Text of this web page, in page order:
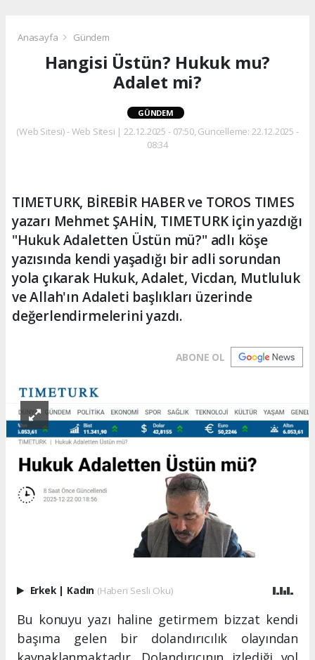
Anasayfa Gündem
Hangisi Üstün? Hukuk mu?
Adalet mi?
GÜNDEM
(Web Sitesi) - Web Sitesi | 22.12.2025 - 07:50, Güncelleme: 22.12.2025 -
08:34
TIMETURK, BİREBİR HABER ve TOROS TIMES
yazarı Mehmet ŞAHİN, TIMETURK için yazdığı
"Hukuk Adaletten Üstün mü?" adlı köşe
yazısında kendi yaşadığı bir adli sorundan
yola çıkarak Hukuk, Adalet, Vicdan, Mutluluk
ve Allah'ın Adaleti başlıkları üzerinde
değerlendirmelerini yazdı.
ABONE OL
Erkek | Kadın (Haberi Sesli Oku)
Bu konuyu yazı haline getirmem bizzat kendi
başıma gelen bir dolandırıcılık olayından